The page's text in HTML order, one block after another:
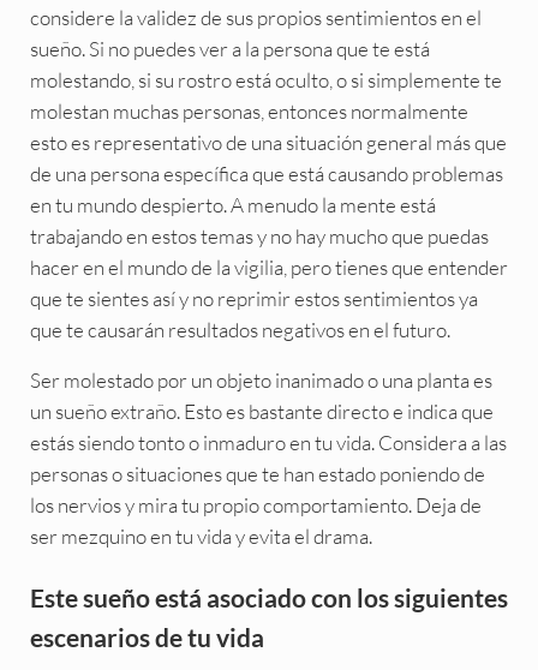
considere la validez de sus propios sentimientos en el
sueño. Si no puedes ver a la persona que te está
molestando, si su rostro está oculto, o si simplemente te
molestan muchas personas, entonces normalmente
esto es representativo de una situación general más que
de una persona específica que está causando problemas
en tu mundo despierto. A menudo la mente está
trabajando en estos temas y no hay mucho que puedas
hacer en el mundo de la vigilia, pero tienes que entender
que te sientes así y no reprimir estos sentimientos ya
que te causarán resultados negativos en el futuro.
Ser molestado por un objeto inanimado o una planta es
un sueño extraño. Esto es bastante directo e indica que
estás siendo tonto o inmaduro en tu vida. Considera a las
personas o situaciones que te han estado poniendo de
los nervios y mira tu propio comportamiento. Deja de
ser mezquino en tu vida y evita el drama.
Este sueño está asociado con los siguientes
escenarios de tu vida